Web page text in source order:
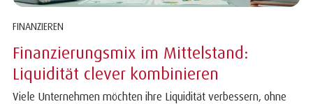
FINANZIEREN
Finanzierungsmix im Mittelstand:
Liquidität clever kombinieren
Viele Unternehmen möchten ihre Liquidität verbessern, ohne